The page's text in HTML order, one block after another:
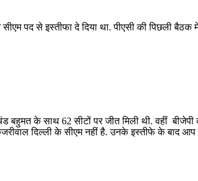
पद से इस्तीफा दे दिया था. पीएसी की पिछली बैठक
के साथ 62 सीटों पर जीत मिली थी. वहीं बीजेपी
दिल्ली के सीएम नहीं है. उनके इस्तीफे के बाद आप